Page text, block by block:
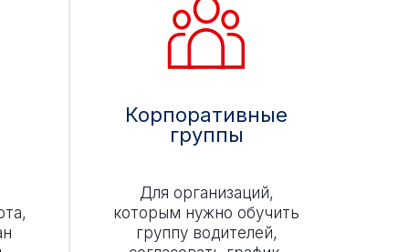
Корпоративные
группы
Для организаций,
которым нужно обучить
группу водителей,